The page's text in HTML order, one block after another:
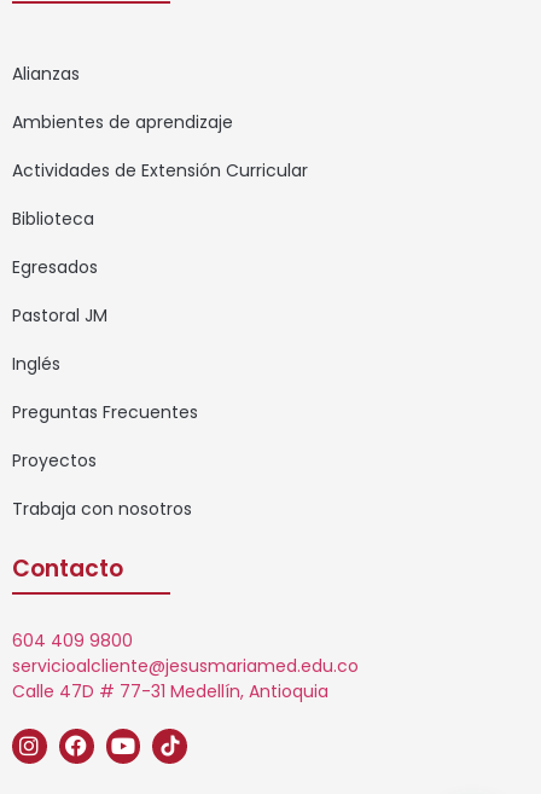
Alianzas
Ambientes de aprendizaje
Actividades de Extensión Curricular
Biblioteca
Egresados
Pastoral JM
Inglés
Preguntas Frecuentes
Proyectos
Trabaja con nosotros
Contacto
604 409 9800
servicioalcliente@jesusmariamed.edu.co
Calle 47D # 77-31 Medellín, Antioquia